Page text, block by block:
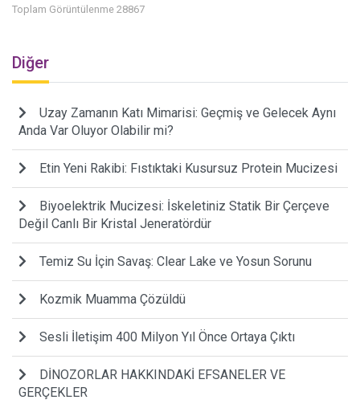
Toplam Görüntülenme 28867
Diğer
Uzay Zamanın Katı Mimarisi: Geçmiş ve Gelecek Aynı
Anda Var Oluyor Olabilir mi?
Etin Yeni Rakibi: Fıstıktaki Kusursuz Protein Mucizesi
Biyoelektrik Mucizesi: İskeletiniz Statik Bir Çerçeve
Değil Canlı Bir Kristal Jeneratördür
Temiz Su İçin Savaş: Clear Lake ve Yosun Sorunu
Kozmik Muamma Çözüldü
Sesli İletişim 400 Milyon Yıl Önce Ortaya Çıktı
DİNOZORLAR HAKKINDAKİ EFSANELER VE
GERÇEKLER